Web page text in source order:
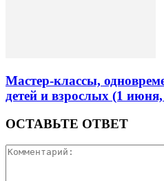
Мастер-классы,
детей и взрослых (1
ОСТАВЬТЕ ОТВЕТ